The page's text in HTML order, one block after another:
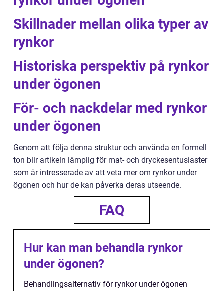
Skillnader mellan olika typer av
rynkor
Historiska perspektiv på rynkor
under ögonen
För- och nackdelar med rynkor
under ögonen
Genom att följa denna struktur och använda en formell
ton blir artikeln lämplig för mat- och dryckesentusiaster
som är intresserade av att veta mer om rynkor under
ögonen och hur de kan påverka deras utseende.
FAQ
Hur kan man behandla rynkor
under ögonen?
Behandlingsalternativ för rynkor under ögonen